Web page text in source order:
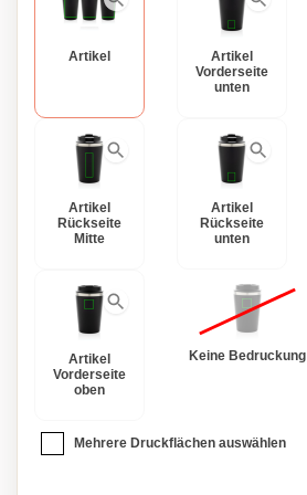
Artikel
Artikel
Vorderseite
unten
Artikel
Rückseite
Mitte
Artikel
Rückseite
unten
Artikel
Vorderseite
oben
Keine Bedruckung
Mehrere Druckflächen auswählen